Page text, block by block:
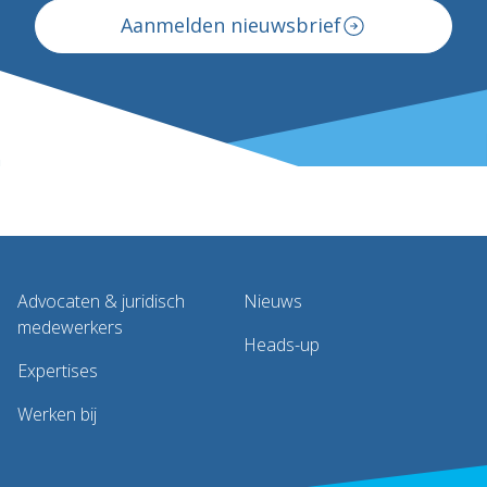
Aanmelden nieuwsbrief
Advocaten & juridisch
medewerkers
Expertises
Werken bij
Nieuws
Heads-up